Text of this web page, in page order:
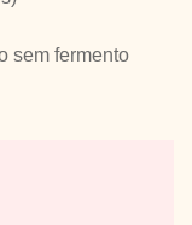
sem fermento